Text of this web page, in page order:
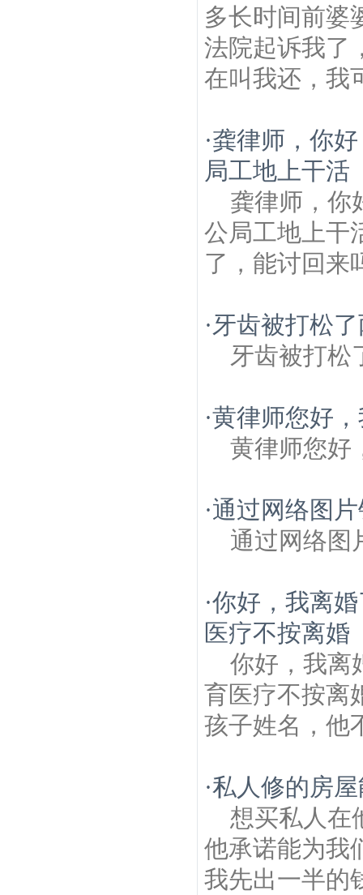
多长时间前婆
法院起诉我了
在叫我还，我
·龚律师，你
局工地上干活
龚律师，你
公局工地上干
了，能讨回来
·牙齿被打松
牙齿被打松
·黄律师您好
黄律师您好
·通过网络图
通过网络图
·你好，我离
医疗不按离婚
你好，我离
育医疗不按离
孩子姓名，他
·私人修的房
想买私人在
他承诺能为我
我先出一半的